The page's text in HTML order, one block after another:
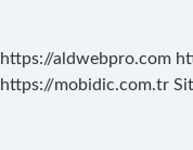
https://aldwebpro.com
https://mobidic.com.tr